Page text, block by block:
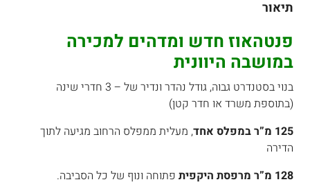
תיאור
פנטהאוז חדש ומדהים למכירה
במושבה היוונית
בנוי בסטנדרט גבוה, גודל נהדר ונדיר של – 3 חדרי שינה
(בתוספת משרד או חדר קטן)
125 מ”ר במפלס אחד
, מעלית ממפלס הרחוב מגיעה לתוך
הדירה
128 מ”ר מרפסת היקפית
פתוחה ונוף של כל הסביבה.